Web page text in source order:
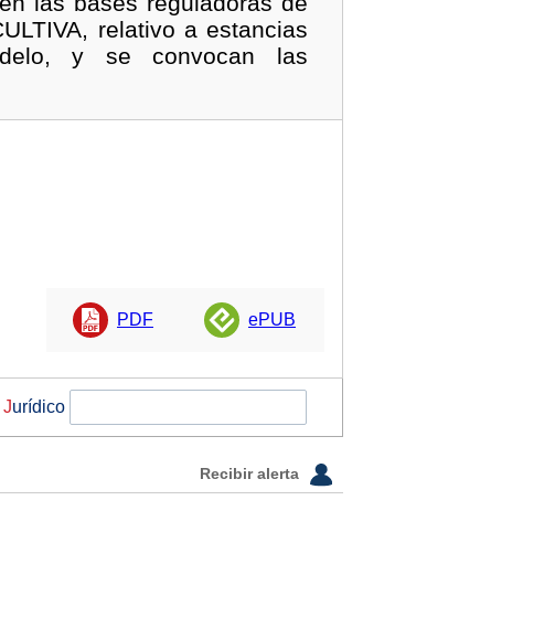
relativo a estancias
y se convocan las
PDF ePUB
Jurídico
Recibir alerta